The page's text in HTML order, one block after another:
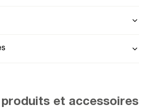
produits et accessoires